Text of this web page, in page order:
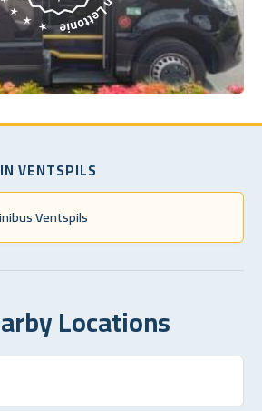
VENTSPILS
Ventspils
Locations